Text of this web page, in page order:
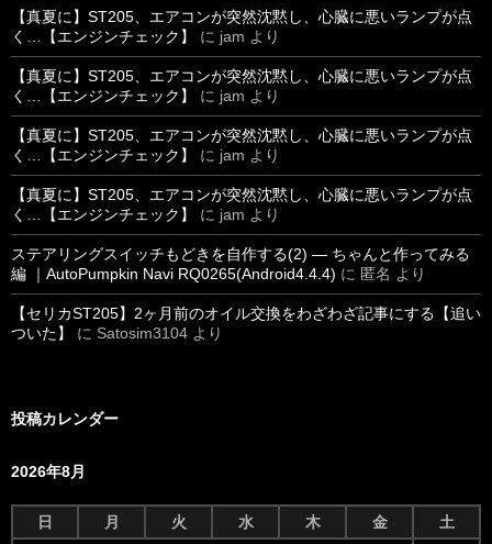
【真夏に】ST205、エアコンが突然沈黙し、心臓に悪いランプが点
く…【エンジンチェック】
に jam より
【真夏に】ST205、エアコンが突然沈黙し、心臓に悪いランプが点
く…【エンジンチェック】
に jam より
【真夏に】ST205、エアコンが突然沈黙し、心臓に悪いランプが点
く…【エンジンチェック】
に jam より
【真夏に】ST205、エアコンが突然沈黙し、心臓に悪いランプが点
く…【エンジンチェック】
に jam より
ステアリングスイッチもどきを自作する(2) ― ちゃんと作ってみる
編 ｜AutoPumpkin Navi RQ0265(Android4.4.4) に 匿名 より
【セリカST205】2ヶ月前のオイル交換をわざわざ記事にする【追い
ついた】
に Satosim3104 より
投稿カレンダー
2026年8月
日 月 火 水 木 金
土